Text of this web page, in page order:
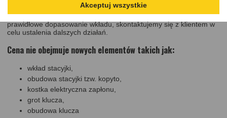
Uwaga:W przypadku, gdy zużycie grotu klucza uniemożliwia
prawidłowe dopasowanie wkładu, skontaktujemy się z klientem w
celu ustalenia dalszych działań.
Cena nie obejmuje nowych elementów takich jak:
wkład stacyjki,
obudowa stacyjki tzw. kopyto,
kostka elektryczna zapłonu,
grot klucza,
obudowa klucza
Akceptuj wszystkie